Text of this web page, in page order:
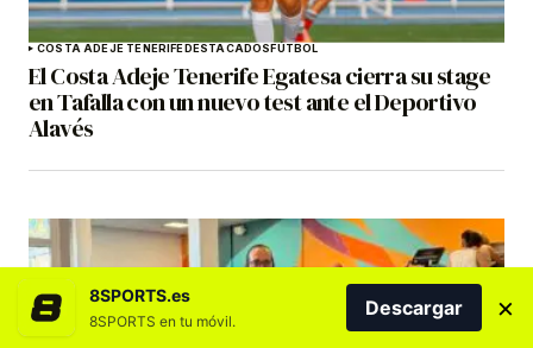
COSTA ADEJE TENERIFEDESTACADOSFÚTBOL
El Costa Adeje Tenerife Egatesa cierra su stage
en Tafalla con un nuevo test ante el Deportivo
Alavés
8SPORTS.es
8SPORTS en tu móvil.
Descargar ×